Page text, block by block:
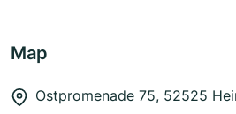
Map
Ostpromenade 75, 52525